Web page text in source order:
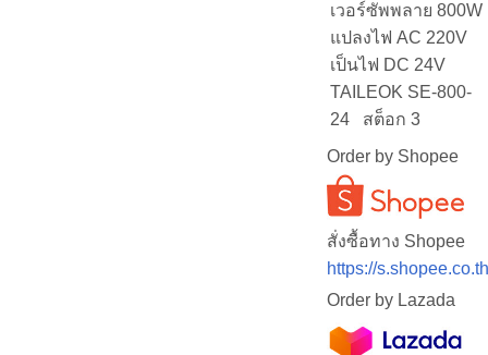
เวอร์ซัพพลาย 800W
แปลงไฟ AC 220V
เป็นไฟ DC 24V
TAILEOK SE-800-
24 สต็อก 3
Order by Shopee
สั่งซื้อทาง Shopee
https://
Order by Lazada